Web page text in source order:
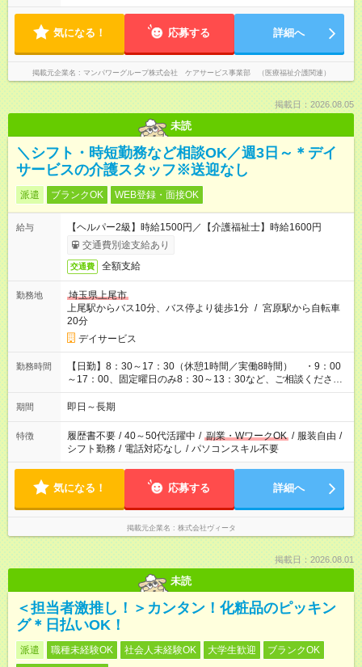
気になる！ 応募する 詳細へ
掲載元企業名 マンパワーグループ株式会社 ケアサービス事業部 （医療福祉介護関連）
掲載日：2026.08.05
未読
＼シフト・時短勤務など相談OK／週3日～＊デイ
サービスの介護スタッフ※送迎なし
派遣 ブランクOK WEB登録・面接OK
給与
【ヘルパー2級】時給1500円／【介護福祉士】時給1600円
交通費別途支給あり
交通費 全額支給
勤務地
埼玉県上尾市
上尾駅からバス10分、バス停より徒歩1分 / 宮原駅から自転車
20分
デイサービス
勤務時間
【日勤】8：30～17：30（休憩1時間／実働8時間） ・9：00
～17：00、固定曜日のみ8：30～13：30など、ご相談くださ
い！
期間 即日～長期
特徴 履歴書不要 / 40～50代活躍中 / 副業・WワークOK / 服装自由 /
シフト勤務 / 電話対応なし / パソコンスキル不要
気になる！ 応募する 詳細へ
掲載元企業名 株式会社ヴィータ
掲載日：2026.08.01
未読
＜担当者激推し！＞カンタン！化粧品のピッキン
グ＊日払いOK！
派遣 職種未経験OK 社会人未経験OK 大学生歓迎 ブランクOK